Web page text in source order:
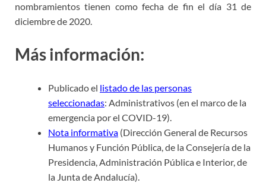
nombramientos tienen como fecha de fin el día 31 de
diciembre de 2020.
Más información:
Publicado el listado de las personas
seleccionadas: Administrativos (en el marco de la
emergencia por el COVID-19).
Nota informativa (Dirección General de Recursos
Humanos y Función Pública, de la Consejería de la
Presidencia, Administración Pública e Interior, de
la Junta de Andalucía).